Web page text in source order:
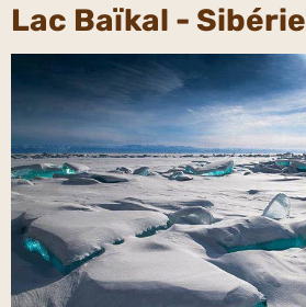
Lac Baïkal - Sibérie